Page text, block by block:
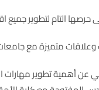
التام لتطوير
وعلاقات متميزة مع
عن أهمية تطوير مهارات